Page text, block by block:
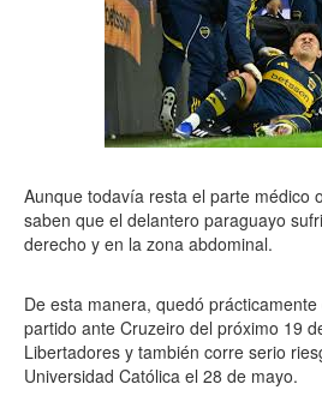
Aunque todavía resta el parte médico
saben que el delantero paraguayo
derecho y en la zona abdominal.
De esta manera, quedó
partido ante Cruzeiro del próximo 19
Libertadores y también corre serio
Universidad Católica el 28 de mayo.